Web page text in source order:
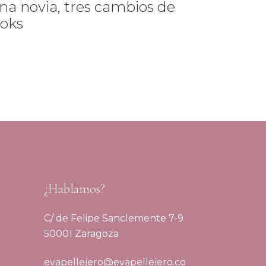
novia, tres cambios de
¿Hablamos?
C/ de Felipe Sanclemente 7-9
50001 Zaragoza
evapellejero@evapellejero.co